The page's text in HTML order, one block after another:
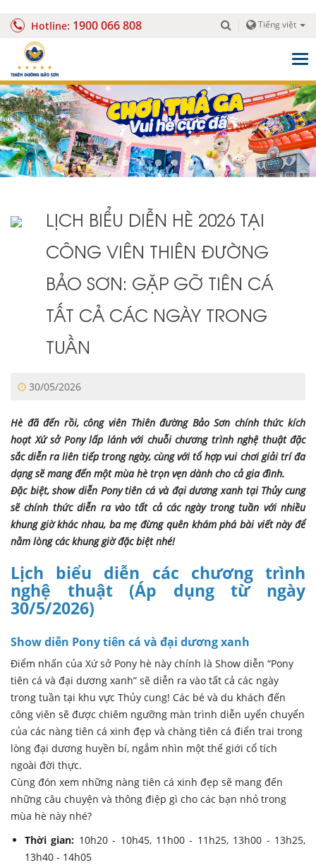
Hotline: 1900 066 808 Tiếng việt
LỊCH BIỂU DIỄN HÈ 2026 TẠI
CÔNG VIÊN THIÊN ĐƯỜNG
BẢO SƠN: GẶP GỠ TIÊN CÁ
TẤT CẢ CÁC NGÀY TRONG
TUẦN
30/05/2026
Hè đã đến rồi, công viên Thiên đường Bảo Sơn chính thức kích
hoạt Xứ sở Pony lấp lánh với chuỗi chương trình nghệ thuật đặc
sắc diễn ra liên tiếp trong ngày, cùng với tổ hợp vui chơi giải trí đa
dạng sẽ mang đến một mùa hè trọn vẹn dành cho cả gia đình.
Đặc biệt, show diễn Pony tiên cá và đại dương xanh tại Thủy cung
sẽ chính thức diễn ra vào tất cả các ngày trong tuần với nhiều
khung giờ khác nhau, ba mẹ đừng quên khám phá bài viết này để
nằm lòng các khung giờ đặc biệt nhé!
Lịch biểu diễn các chương trình
nghệ thuật (Áp dụng từ ngày
30/5/2026)
Show diễn Pony tiên cá và đại dương xanh
Điểm nhấn của Xứ sở Pony hè này chính là Show diễn “Pony
tiên cá và đại dương xanh” sẽ diễn ra vào tất cả các ngày
trong tuần tại khu vực Thủy cung! Các bé và du khách đến
công viên sẽ được chiêm ngưỡng màn trình diễn uyển chuyển
của các nàng tiên cá xinh đẹp và chàng tiên cá điển trai trong
lòng đại dương huyền bí, ngắm nhìn một thế giới cổ tích
ngoài đời thực.
Cùng đón xem những nàng tiên cá xinh đẹp sẽ mang đến
những câu chuyện và thông điệp gì cho các bạn nhỏ trong
mùa hè này nhé?
Thời gian: 10h20 - 10h45, 11h00 - 11h25, 13h00 - 13h25,
13h40 - 14h05